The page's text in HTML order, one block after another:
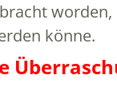
könne.